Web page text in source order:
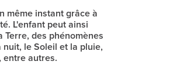
même instant grâce à
L'enfant peut ainsi
des phénomènes
le Soleil et la pluie,
entre autres.